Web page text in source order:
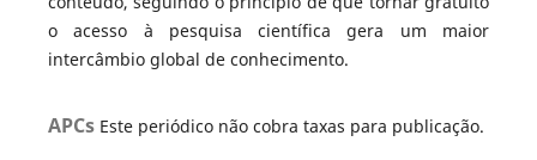
o acesso à pesquisa científica gera um maior
intercâmbio global de conhecimento.
APCs Este periódico não cobra taxas para publicação.